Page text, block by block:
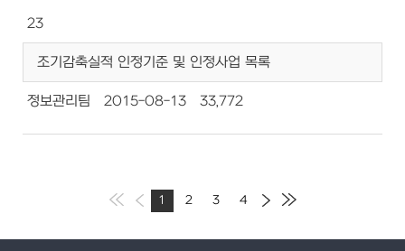
23
조기감축실적 인정기준 및 인정사업 목록
정보관리팀 2015-08-13 33,772
1 2 3 4